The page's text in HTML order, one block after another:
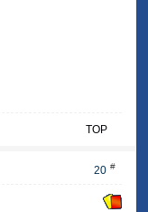
TOP
20 #